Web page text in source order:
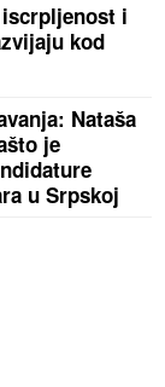
i
kod
Nataša
je
u Srpskoj